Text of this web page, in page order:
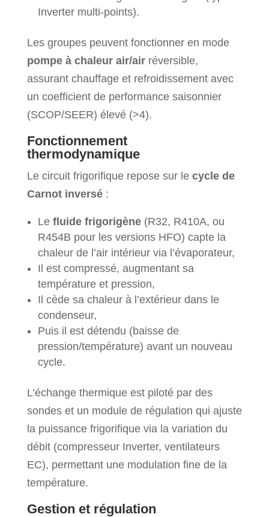
Inverter multi-points).
Les groupes peuvent fonctionner en mode
pompe à chaleur air/airréversible,
assurant chauffage et refroidissement avec
un coefficient de performance saisonnier
(SCOP/SEER) élevé (>4).
Fonctionnement
thermodynamique
Le circuit frigorifique repose sur le cycle de
Carnot inversé:
Le fluide frigorigène(R32, R410A, ou
R454B pour les versions HFO) capte la
chaleur de l’air intérieur via l’évaporateur,
Il est compressé, augmentant sa
température et pression,
Il cède sa chaleur à l’extérieur dans le
condenseur,
Puis il est détendu (baisse de
pression/température) avant un nouveau
cycle.
L’échange thermique est piloté par des
sondes et un module de régulation qui ajuste
la puissance frigorifique via la variation du
débit (compresseur Inverter, ventilateurs
EC), permettant une modulation fine de la
température.
Gestion et régulation